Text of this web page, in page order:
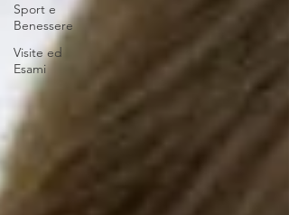
Sport e
Benessere
Visite ed
Esami